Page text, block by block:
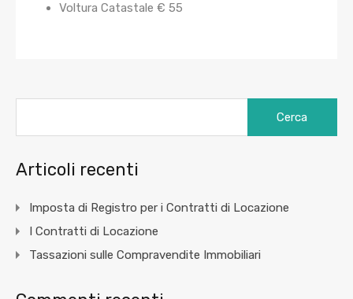
Voltura Catastale € 55
Articoli recenti
Imposta di Registro per i Contratti di Locazione
I Contratti di Locazione
Tassazioni sulle Compravendite Immobiliari